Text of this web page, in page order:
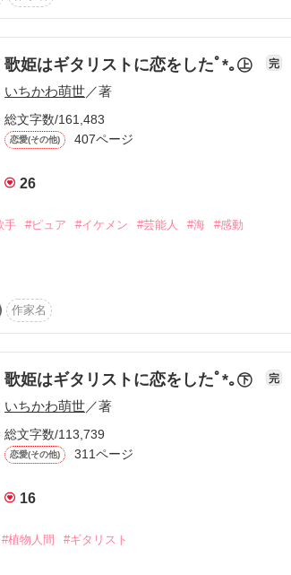
更新中
短編
から始まる溺愛コンテスト
コミックあり
さら)
*ﾟ｡
い)
ゆこと？』
歌姫はギタリストに恋をしたﾟ*｡㊤ 完
いちかわ萌世／著
総文字数/161,483
恋愛(その他) 407ページ
26
手 #ピュア #イケメン #芸能人 #海 #感動
作家名
歌姫はギタリストに恋をしたﾟ*｡㊦ 完
いちかわ萌世／著
総文字数/113,739
恋愛(その他) 311ページ
16
#植物人間 #ギタリスト